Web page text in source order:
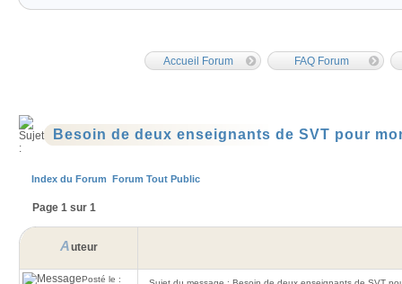
Accueil Forum FAQ Forum
Besoin de deux enseignants de SVT pour
Index du Forum Forum Tout Public
Page 1 sur 1
Auteur
Posté le :